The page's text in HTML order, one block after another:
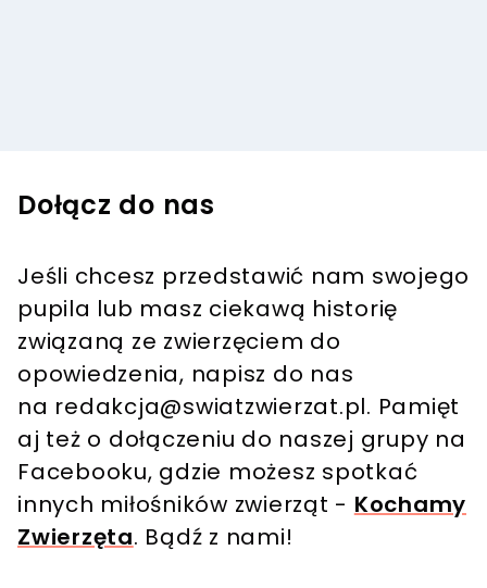
Dołącz do nas
Jeśli chcesz przedstawić nam swojego
pupila lub masz ciekawą historię
związaną ze zwierzęciem do
opowiedzenia, napisz do nas
na redakcja@swiatzwierzat.pl. Pamięt
aj też o dołączeniu do naszej grupy na
Facebooku, gdzie możesz spotkać
innych miłośników zwierząt - Kochamy
Zwierzęta. Bądź z nami!